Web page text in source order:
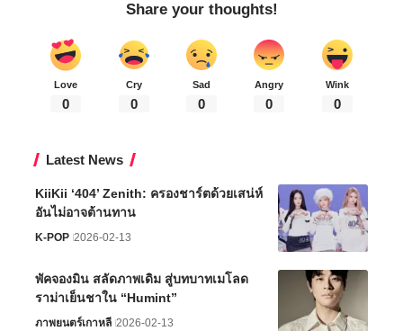
Share your thoughts!
Love
0
Cry
0
Sad
0
Angry
0
Wink
0
Latest News
KiiKii ‘404’ Zenith: ครองชาร์ตด้วยเสน่ห์
อันไม่อาจต้านทาน
K-POP 2026-02-13
พัคจองมิน สลัดภาพเดิม สู่บทบาทเมโลด
ราม่าเย็นชาใน “Humint”
ภาพยนตร์เกาหลี 2026-02-13